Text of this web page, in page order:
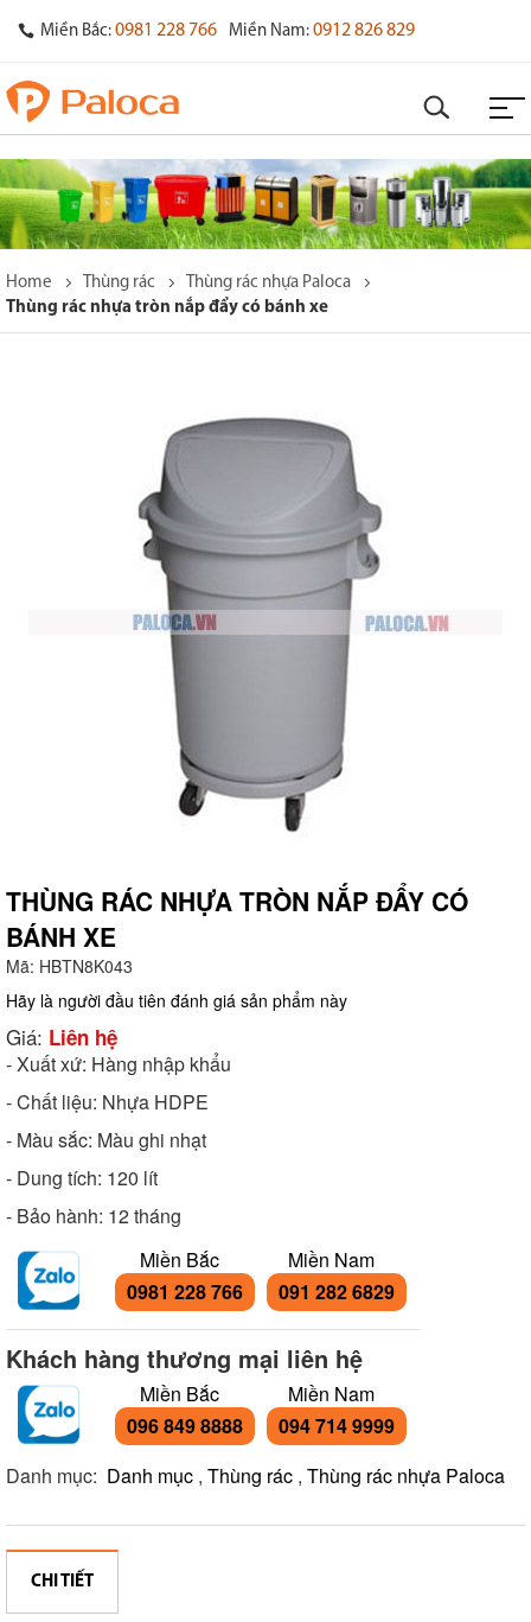
Miền Bắc: 0981 228 766 Miền Nam: 0912 826 829
Home Thùng rác
Thùng rác nhựa Paloca
Thùng rác nhựa tròn nắp đẩy có bánh xe
THÙNG RÁC NHỰA TRÒN NẮP ĐẨY CÓ
BÁNH XE
Mã: HBTN8K043
Hãy là người đầu tiên đánh giá sản phẩm này
Giá: Liên hệ
- Xuất xứ: Hàng nhập khẩu
- Chất liệu: Nhựa HDPE
- Màu sắc: Màu ghi nhạt
- Dung tích: 120 lít
- Bảo hành: 12 tháng
Miền Bắc
0981 228 766
Miền Nam
091 282 6829
Khách hàng thương mại liên hệ
Miền Bắc
096 849 8888
Miền Nam
094 714 9999
Danh mục: Danh mục , Thùng rác , Thùng rác nhựa Paloca
CHI TIẾT